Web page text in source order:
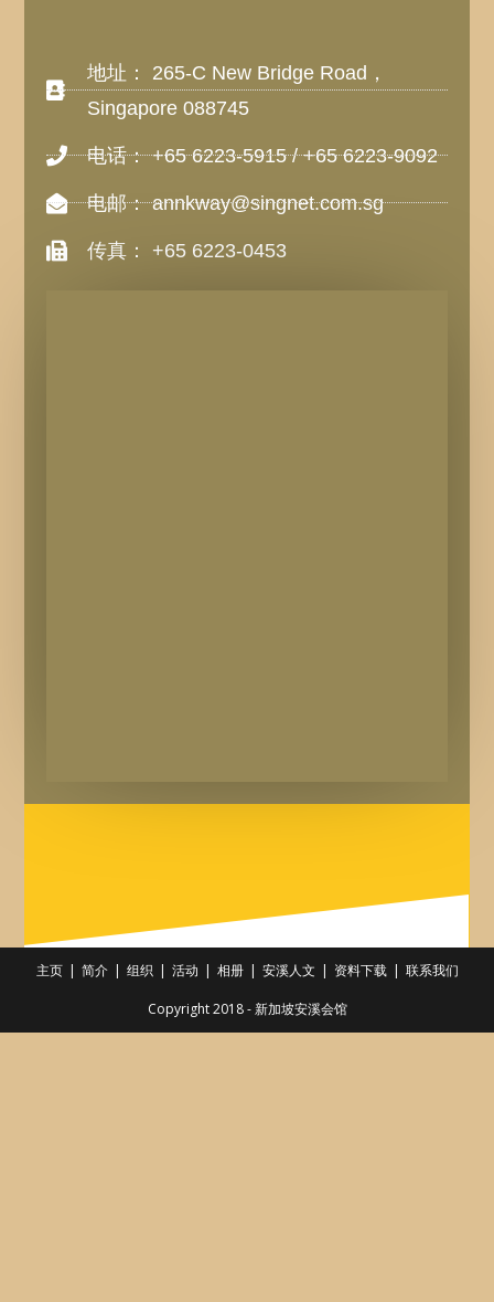
地址： 265-C New Bridge Road，
Singapore 088745​
电话： +65 6223-5915 / +65 6223-9092
电邮： annkway@singnet.com.sg​
传真： +65 6223-0453​
主页 简介 组织 活动 相册 安溪人文 资料下载 联系我们
Copyright 2018 - 新加坡安溪会馆